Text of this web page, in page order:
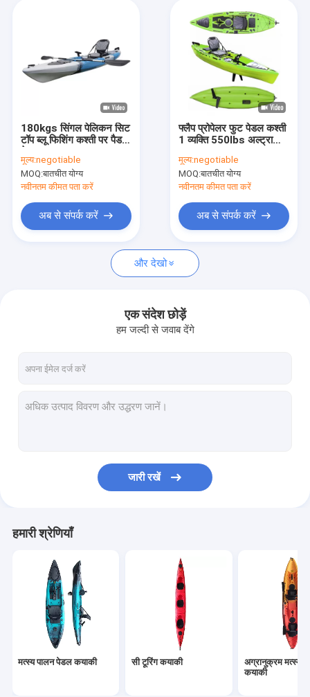
हमारे बारे में
एक उद्धरण की विनती करे
मत्स्य पालन पेडल कयाकी
शीर्ष पर बैठो कायाकी
180kgs सिंगल पेलिकन सिट
टॉप ब्लू फिशिंग कश्ती पर पैडल
मूल्य:negotiable
MOQ:बातचीत योग्य
नवीनतम कीमत पता करें
अब से संपर्क करें
फ्लैप प्रोपेलर फुट पेडल कश्ती
1 व्यक्ति 550lbs अल्ट्रा
मूल्य:negotiable
MOQ:बातचीत योग्य
नवीनतम कीमत पता करें
अब से संपर्क करें
और देखो
एक संदेश छोड़ें
हम जल्दी से जवाब देंगे
जारी रखें
हमारी श्रेणियाँ
मत्स्य पालन पेडल कयाकी सी टूरिंग कयाकी
अग्रानुक्रम मत्स्य
कयाकी